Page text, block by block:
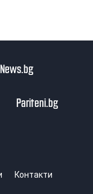
Pariteni.bg
Контакти